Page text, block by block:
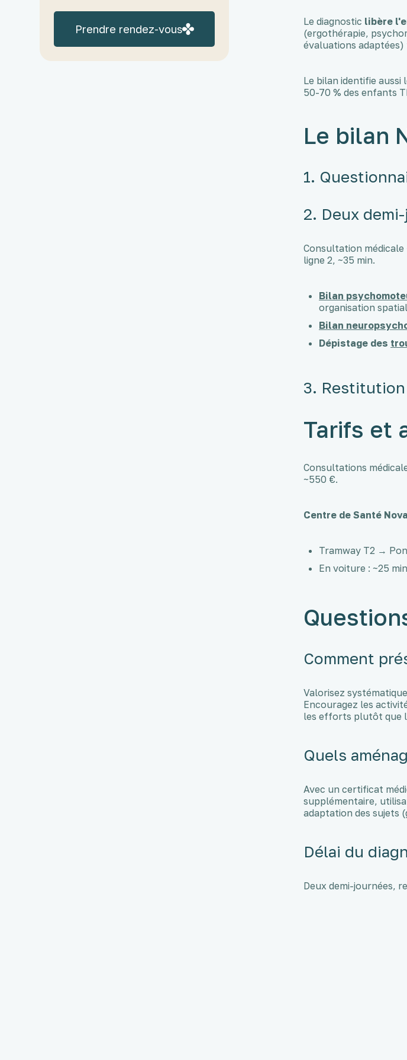
Prendre rendez-vous
Le diagnostic libère
(ergothérapie,
évaluations
Le bilan identifie aussi
50-70 % des enfants
Le bilan
1.
2. Deux
Consultation médicale
ligne 2, ~35 min.
Bilan
organisation
Bilan
Dépistage des
3.
Tarifs et
Consultations
~550 €.
Centre de Santé
Tramway T2 →
En voiture : ~25
Comment
Valorisez
Encouragez les
les efforts plutôt que
Quels
Avec un certificat
supplémentaire,
adaptation des sujets
Délai du
Deux demi-journées,